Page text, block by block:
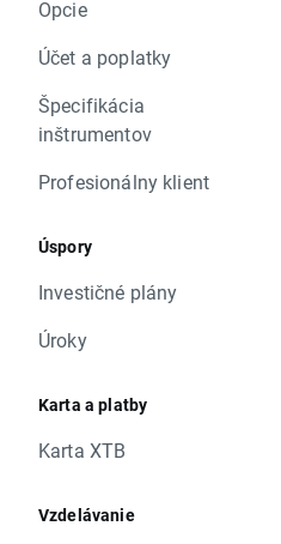
Opcie
Účet a poplatky
Špecifikácia
inštrumentov
Profesionálny klient
Úspory
Investičné plány
Úroky
Karta a platby
Karta XTB
Vzdelávanie